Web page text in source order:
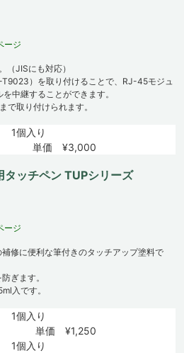
ージ
（JISにも対応）
）を取り付けることで、RJ-45モジュ
中継することができます。
取り付けられます。
1個入り
単価 ¥3,000
タッチペン TUPシリーズ
ージ
修に便利な筆付きのタッチアップ塗料で
ぎます。
入です。
1個入り
単価 ¥1,250
1個入り